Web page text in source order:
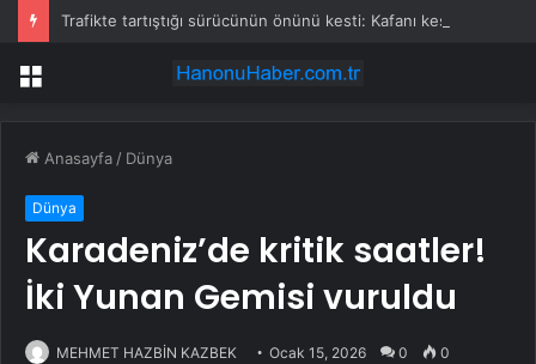
Trafikte tartıştığı sürücünün önünü kesti: Kafanı keserim
Menü
Anasayfa / Dünya
Dünya
Karadeniz’de kritik saatler!
İki Yunan Gemisi vuruldu
MEHMET HAZBİN KAZBEK Ocak 15, 2026 0 0